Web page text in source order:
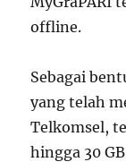
offline.
Sebagai
yang telah
Telkomsel,
hingga 30